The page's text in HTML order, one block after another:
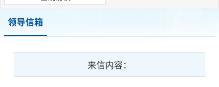
领导信箱
来信内容：